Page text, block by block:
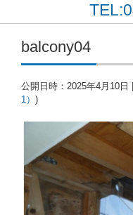
balcony04
公開日時： 2025年4月10日
1） )